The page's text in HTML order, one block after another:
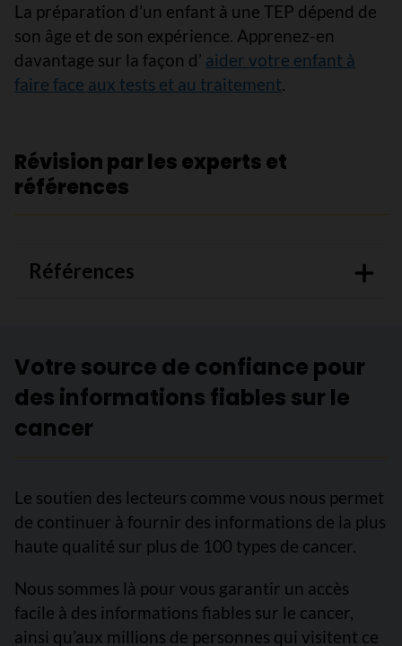
La préparation d’un enfant à une TEP dépend de
son âge et de son expérience. Apprenez-en
davantage sur la façon d’ aider votre enfant à
faire face aux tests et au traitement.
Révision par les experts et
références
Références
Votre source de confiance pour
des informations fiables sur le
cancer
Le soutien des lecteurs comme vous nous permet
de continuer à fournir des informations de la plus
haute qualité sur plus de 100 types de cancer.
Nous sommes là pour vous garantir un accès
facile à des informations fiables sur le cancer,
ainsi qu’aux millions de personnes qui visitent ce